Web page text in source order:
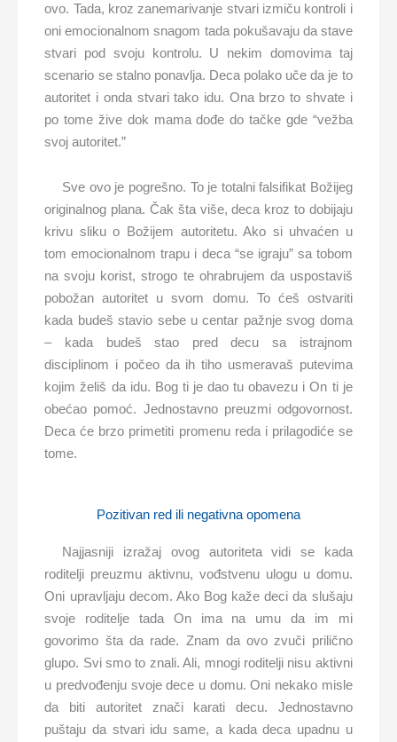
ovo. Tada, kroz zanemarivanje stvari izmiču kontroli i
oni emocionalnom snagom tada pokušavaju da stave
stvari pod svoju kontrolu. U nekim domovima taj
scenario se stalno ponavlja. Deca polako uče da je to
autoritet i onda stvari tako idu. Ona brzo to shvate i
po tome žive dok mama dođe do tačke gde “vežba
svoj autoritet.”
Sve ovo je pogrešno. To je totalni falsifikat Božijeg
originalnog plana. Čak šta više, deca kroz to dobijaju
krivu sliku o Božijem autoritetu. Ako si uhvaćen u
tom emocionalnom trapu i deca “se igraju” sa tobom
na svoju korist, strogo te ohrabrujem da uspostaviš
pobožan autoritet u svom domu. To ćeš ostvariti
kada budeš stavio sebe u centar pažnje svog doma
– kada budeš stao pred decu sa istrajnom
disciplinom i počeo da ih tiho usmeravaš putevima
kojim želiš da idu. Bog ti je dao tu obavezu i On ti je
obećao pomoć. Jednostavno preuzmi odgovornost.
Deca će brzo primetiti promenu reda i prilagodiće se
tome.
Pozitivan red ili negativna opomena
Najjasniji izražaj ovog autoriteta vidi se kada
roditelji preuzmu aktivnu, vođstvenu ulogu u domu.
Oni upravljaju decom. Ako Bog kaže deci da slušaju
svoje roditelje tada On ima na umu da im mi
govorimo šta da rade. Znam da ovo zvuči prilično
glupo. Svi smo to znali. Ali, mnogi roditelji nisu aktivni
u predvođenju svoje dece u domu. Oni nekako misle
da biti autoritet znači karati decu. Jednostavno
puštaju da stvari idu same, a kada deca upadnu u